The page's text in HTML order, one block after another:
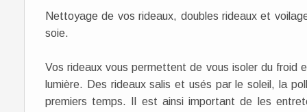
Nettoyage de vos rideaux, doubles rideaux et
soie.
Vos rideaux vous permettent de vous isoler du froid
lumière. Des rideaux salis et usés par le soleil, la
premiers temps. Il est ainsi important de les